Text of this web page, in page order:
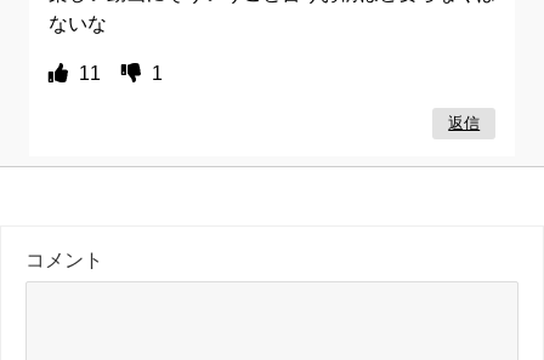
ないな
11 1
返信
コメント